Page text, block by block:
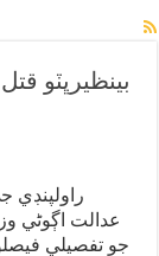
بينظيرڀٽو
عدالت اڳوڻي
جو تفصيلي